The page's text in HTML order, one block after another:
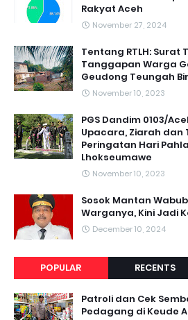
Rakyat Aceh
November 27, 2024
Tentang RTLH: Surat
Tanggapan Warga
Geudong Teungah
November 10, 2023
PGS Dandim 0103/
Upacara, Ziarah dan
Peringatan Hari
Lhokseumawe
November 10, 2023
Sosok Mantan
Warganya, Kini Jadi
December 10, 2024
POPULAR RECENTS
Patroli dan Cek
Pedagang di Keude